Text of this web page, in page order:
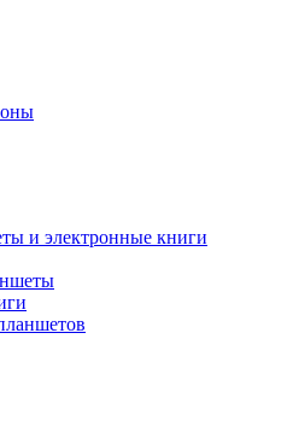
и электронные книги